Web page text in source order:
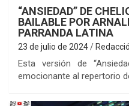
“ANSIEDAD” DE
BAILABLE POR
PARRANDA LATINA
23 de julio de 2024
Esta versión de
emocionante al repertorio